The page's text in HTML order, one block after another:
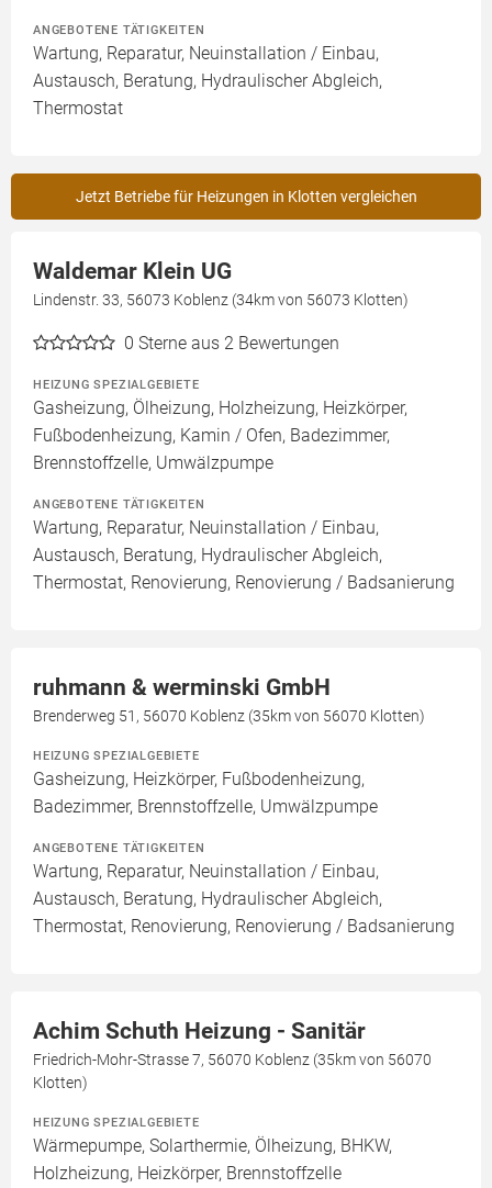
ANGEBOTENE TÄTIGKEITEN
Wartung, Reparatur, Neuinstallation / Einbau,
Austausch, Beratung, Hydraulischer Abgleich,
Thermostat
Jetzt Betriebe für Heizungen in Klotten vergleichen
Waldemar Klein UG
Lindenstr. 33, 56073 Koblenz (34km von 56073 Klotten)
0 Sterne aus 2 Bewertungen
HEIZUNG SPEZIALGEBIETE
Gasheizung, Ölheizung, Holzheizung, Heizkörper,
Fußbodenheizung, Kamin / Ofen, Badezimmer,
Brennstoffzelle, Umwälzpumpe
ANGEBOTENE TÄTIGKEITEN
Wartung, Reparatur, Neuinstallation / Einbau,
Austausch, Beratung, Hydraulischer Abgleich,
Thermostat, Renovierung, Renovierung / Badsanierung
ruhmann & werminski GmbH
Brenderweg 51, 56070 Koblenz (35km von 56070 Klotten)
HEIZUNG SPEZIALGEBIETE
Gasheizung, Heizkörper, Fußbodenheizung,
Badezimmer, Brennstoffzelle, Umwälzpumpe
ANGEBOTENE TÄTIGKEITEN
Wartung, Reparatur, Neuinstallation / Einbau,
Austausch, Beratung, Hydraulischer Abgleich,
Thermostat, Renovierung, Renovierung / Badsanierung
Achim Schuth Heizung - Sanitär
Friedrich-Mohr-Strasse 7, 56070 Koblenz (35km von 56070
Klotten)
HEIZUNG SPEZIALGEBIETE
Wärmepumpe, Solarthermie, Ölheizung, BHKW,
Holzheizung, Heizkörper, Brennstoffzelle